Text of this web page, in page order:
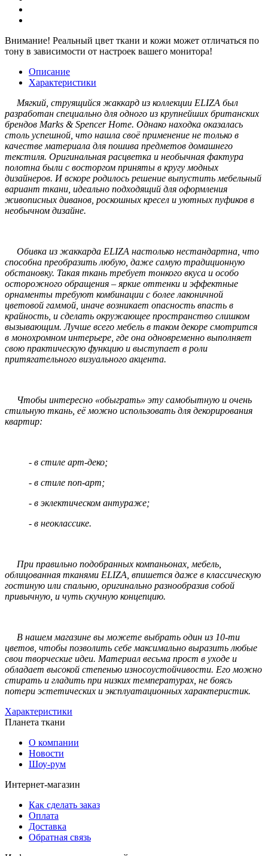
Внимание! Реальный цвет ткани и кожи может отличаться по
тону в зависимости от настроек вашего монитора!
Описание
Характеристики
Мягкий, струящийся жаккард из коллекции ELIZA был
разработан специально для одного из крупнейших британских
брендов Marks & Spencer Home. Однако находка оказалась
столь успешной, что нашла своё применение не только в
качестве материала для пошива предметов домашнего
текстиля. Оригинальная расцветка и необычная фактура
полотна были с восторгом приняты в кругу модных
дизайнеров. И вскоре родилось решение выпустить мебельный
вариант ткани, идеально подходящий для оформления
живописных диванов, роскошных кресел и уютных пуфиков в
необычном дизайне.
Обивка из жаккарда ELIZA настолько нестандартна, что
способна преобразить любую, даже самую традиционную
обстановку. Такая ткань требует тонкого вкуса и особо
осторожного обращения – яркие оттенки и эффектные
орнаменты требуют комбинации с более лаконичной
цветовой гаммой, иначе возникает опасность впасть в
крайность, и сделать окружающее пространство слишком
вызывающим. Лучше всего мебель в таком декоре смотрится
в монохромном интерьере, где она одновременно выполняет
свою практическую функцию и выступает в роли
притягательного визуального акцента.
Чтобы интересно «обыграть» эту самобытную и очень
стильную ткань, её можно использовать для декорирования
квартир:
- в стиле арт-деко;
- в стиле поп-арт;
- в эклектическом антураже;
- в неоклассике.
При правильно подобранных компаньонах, мебель,
облицованная тканями ELIZA, впишется даже в классическую
гостиную или спальню, оригинально разнообразив собой
привычную, и чуть скучную концепцию.
В нашем магазине вы можете выбрать один из 10-ти
цветов, чтобы позволить себе максимально выразить любые
свои творческие идеи. Материал весьма прост в уходе и
обладает высокой степенью износоустойчивости. Его можно
стирать и гладить при низких температурах, не боясь
потери эстетических и эксплуатационных характеристик.
Характеристики
Планета ткани
О компании
Новости
Шоу-рум
Интернет-магазин
Как сделать заказ
Оплата
Доставка
Обратная связь